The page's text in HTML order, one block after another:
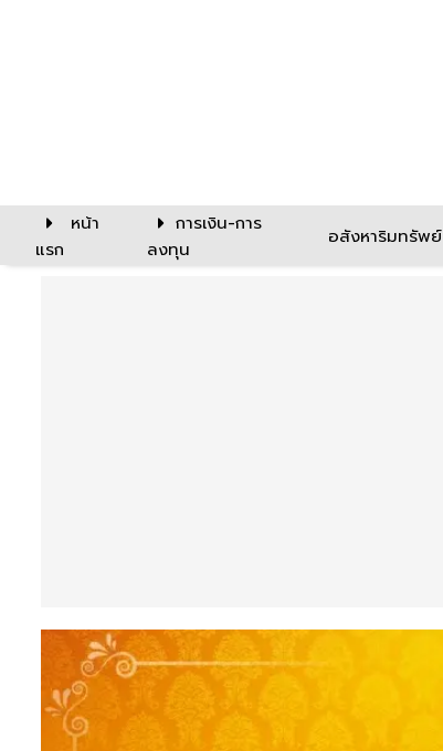
หน้า
แรก
การเงิน-การ
ลงทุน
อสังหาริมทรัพย์